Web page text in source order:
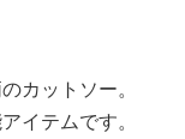
カットソー。
イテムです。